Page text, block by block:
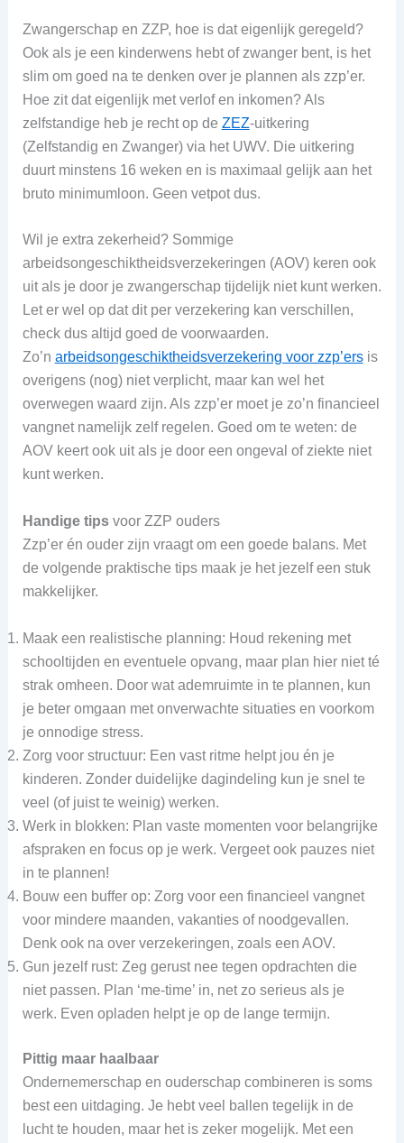
Zwangerschap en ZZP, hoe is dat eigenlijk geregeld?
Ook als je een kinderwens hebt of zwanger bent, is het
slim om goed na te denken over je plannen als zzp’er.
Hoe zit dat eigenlijk met verlof en inkomen? Als
zelfstandige heb je recht op de ZEZ-uitkering
(Zelfstandig en Zwanger) via het UWV. Die uitkering
duurt minstens 16 weken en is maximaal gelijk aan het
bruto minimumloon. Geen vetpot dus.
Wil je extra zekerheid? Sommige
arbeidsongeschiktheidsverzekeringen (AOV) keren ook
uit als je door je zwangerschap tijdelijk niet kunt werken.
Let er wel op dat dit per verzekering kan verschillen,
check dus altijd goed de voorwaarden.
Zo’n arbeidsongeschiktheidsverzekering voor zzp’ersis
overigens (nog) niet verplicht, maar kan wel het
overwegen waard zijn. Als zzp’er moet je zo’n financieel
vangnet namelijk zelf regelen. Goed om te weten: de
AOV keert ook uit als je door een ongeval of ziekte niet
kunt werken.
Handige tipsvoor ZZP ouders
Zzp’er én ouder zijn vraagt om een goede balans. Met
de volgende praktische tips maak je het jezelf een stuk
makkelijker.
Maak een realistische planning: Houd rekening met
schooltijden en eventuele opvang, maar plan hier niet té
strak omheen. Door wat ademruimte in te plannen, kun
je beter omgaan met onverwachte situaties en voorkom
je onnodige stress.
Zorg voor structuur: Een vast ritme helpt jou én je
kinderen. Zonder duidelijke dagindeling kun je snel te
veel (of juist te weinig) werken.
Werk in blokken: Plan vaste momenten voor belangrijke
afspraken en focus op je werk. Vergeet ook pauzes niet
in te plannen!
Bouw een buffer op: Zorg voor een financieel vangnet
voor mindere maanden, vakanties of noodgevallen.
Denk ook na over verzekeringen, zoals een AOV.
Gun jezelf rust: Zeg gerust nee tegen opdrachten die
niet passen. Plan ‘me-time’ in, net zo serieus als je
werk. Even opladen helpt je op de lange termijn.
Pittig maar haalbaar
Ondernemerschap en ouderschap combineren is soms
best een uitdaging. Je hebt veel ballen tegelijk in de
lucht te houden, maar het is zeker mogelijk. Met een